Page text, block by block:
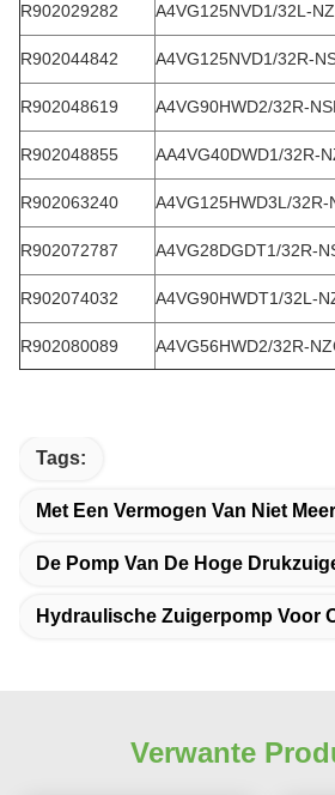
R902029282 A4VG125NVD1/32L-
R902044842 A4VG125NVD1/32R-
R902048619 A4VG90HWD2/32R-
R902048855 AA4VG40DWD1/32R-
R902063240 A4VG125HWD3L/
R902072787 A4VG28DGDT1/32R-
R902074032 A4VG90HWDT1/32L-
R902080089 A4VG56HWD2/32R-
Tags:
Met Een Vermogen Van Niet
De Pomp Van De Hoge
Hydraulische Zuigerpomp Voor
Verwante